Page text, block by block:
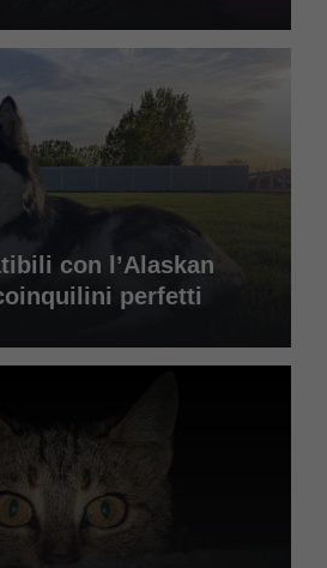
con l’Alaskan
perfetti